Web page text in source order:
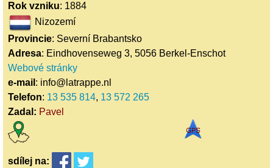
Rok vzniku: 1884
Nizozemí
Provincie: Severní Brabantsko
Adresa: Eindhovenseweg 3, 5056 Berkel-Enschot
Webové stránky
e-mail : info@latrappe.nl
Telefon: 13 535 814, 13 572 265
Zadal: Pavel
sdílej na: